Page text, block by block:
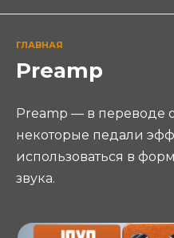
ГЛАВНАЯ
Preamp
Preamp — в переводе
некоторые педали
использоваться в
звука.